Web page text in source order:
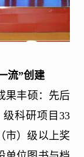
流”创建
果丰硕：先后
级科研项目33
市）级以上奖